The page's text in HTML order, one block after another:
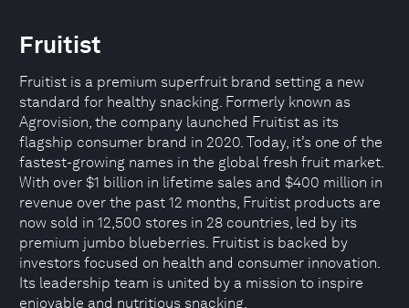
Fruitist
Fruitist is a premium superfruit brand setting a new
standard for healthy snacking. Formerly known as
Agrovision, the company launched Fruitist as its
flagship consumer brand in 2020. Today, it’s one of the
fastest-growing names in the global fresh fruit market.
With over $1 billion in lifetime sales and $400 million in
revenue over the past 12 months, Fruitist products are
now sold in 12,500 stores in 28 countries, led by its
premium jumbo blueberries. Fruitist is backed by
investors focused on health and consumer innovation.
Its leadership team is united by a mission to inspire
enjoyable and nutritious snacking.